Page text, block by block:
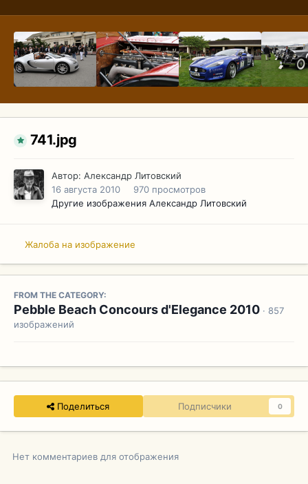
741.jpg
Автор: Александр Литовский
16 августа 2010
970 просмотров
Другие изображения Александр Литовский
Жалоба на изображение
FROM THE CATEGORY:
Pebble Beach Concours d'Elegance 2010 · 857
изображений
Поделиться Подписчики 0
Нет комментариев для отображения